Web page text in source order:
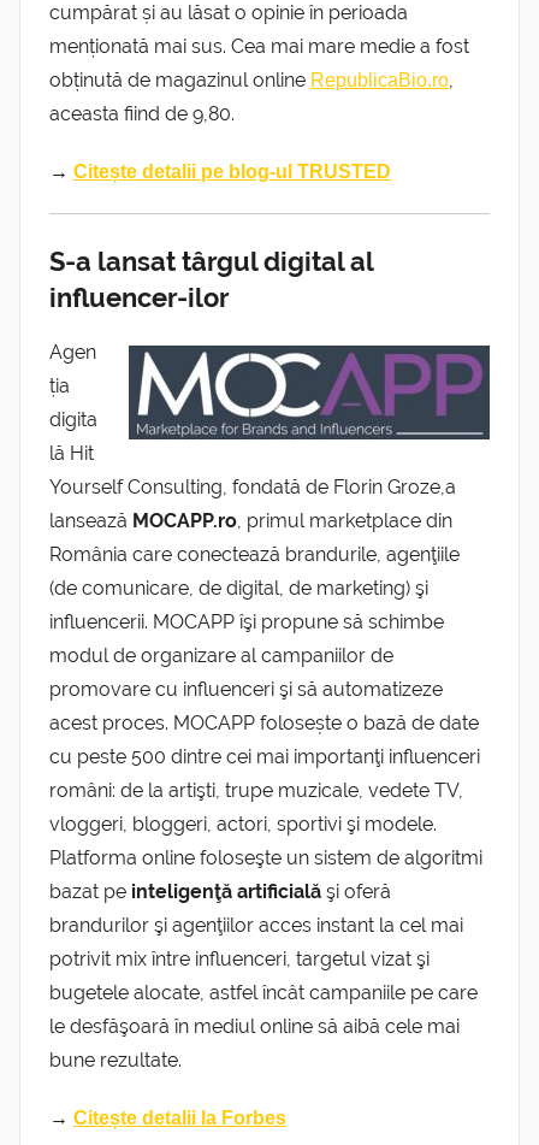
cumpărat și au lăsat o opinie în perioada
menționată mai sus. Cea mai mare medie a fost
obținută de magazinul online RepublicaBio.ro,
aceasta fiind de 9,80.
→ Citește detalii pe blog-ul TRUSTED
S-a lansat târgul digital al
influencer-ilor
Agen
ția
digita
lă Hit
Yourself Consulting, fondată de Florin Groze,a
lansează MOCAPP.ro , primul marketplace din
România care conectează brandurile, agenţiile
(de comunicare, de digital, de marketing) şi
influencerii. MOCAPP îşi propune să schimbe
modul de organizare al campaniilor de
promovare cu influenceri şi să automatizeze
acest proces. MOCAPP folosește o bază de date
cu peste 500 dintre cei mai importanţi influenceri
români: de la artişti, trupe muzicale, vedete TV,
vloggeri, bloggeri, actori, sportivi şi modele.
Platforma online foloseşte un sistem de algoritmi
bazat pe inteligenţă artificială şi oferă
brandurilor şi agenţiilor acces instant la cel mai
potrivit mix între influenceri, targetul vizat şi
bugetele alocate, astfel încât campaniile pe care
le desfăşoară în mediul online să aibă cele mai
bune rezultate.
→ Citește detalii la Forbes